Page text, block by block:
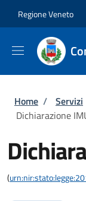
Regione Veneto
Briciole
Home / Servizi
Dichiarazione
(